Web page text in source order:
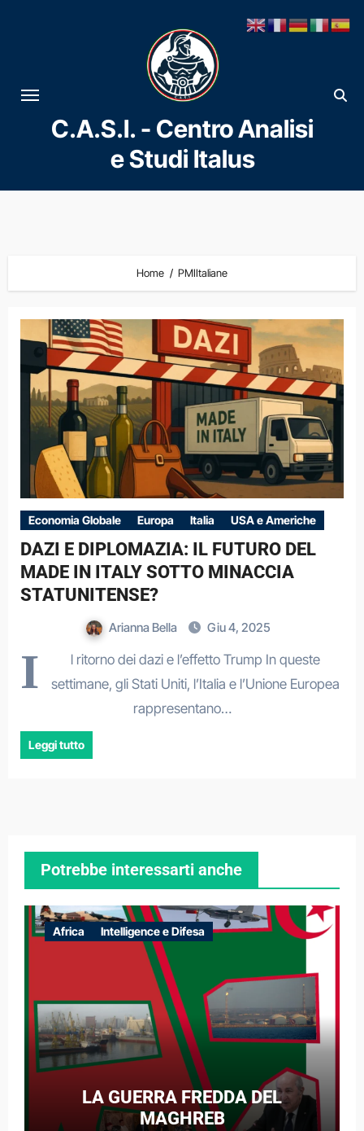
al
contenuto
C.A.S.I. - Centro Analisi
e Studi Italus
Home PMIItaliane
Economia Globale Europa Italia USA e Americhe
DAZI E DIPLOMAZIA: IL FUTURO DEL
MADE IN ITALY SOTTO MINACCIA
STATUNITENSE?
Arianna Bella Giu 4, 2025
I
l ritorno dei dazi e l’effetto Trump In queste
settimane, gli Stati Uniti, l’Italia e l’Unione Europea
rappresentano…
Leggi tutto
Potrebbe interessarti anche
Africa Intelligence e Difesa
LA GUERRA FREDDA DEL
MAGHREB